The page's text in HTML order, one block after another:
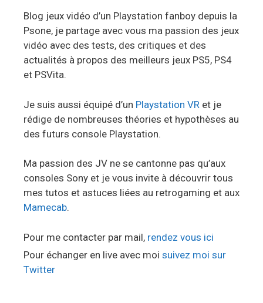
Blog jeux vidéo d’un Playstation fanboy depuis la
Psone, je partage avec vous ma passion des jeux
vidéo avec des tests, des critiques et des
actualités à propos des meilleurs jeux PS5, PS4
et PSVita.
Je suis aussi équipé d’un Playstation VR et je
rédige de nombreuses théories et hypothèses au
des futurs console Playstation.
Ma passion des JV ne se cantonne pas qu’aux
consoles Sony et je vous invite à découvrir tous
mes tutos et astuces liées au retrogaming et aux
Mamecab.
Pour me contacter par mail, rendez vous ici
Pour échanger en live avec moi suivez moi sur
Twitter